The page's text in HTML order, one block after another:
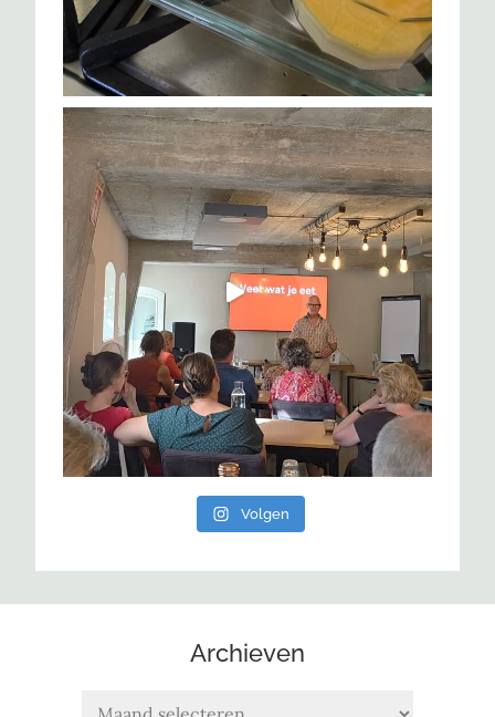
Volgen
Archieven
Archieven